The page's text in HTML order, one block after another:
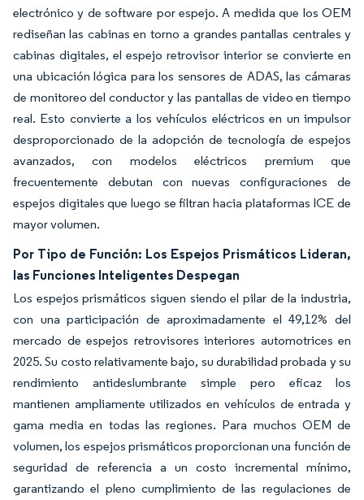
electrónico y de software por espejo. A medida que los OEM
rediseñan las cabinas en torno a grandes pantallas centrales y
cabinas digitales, el espejo retrovisor interior se convierte en
una ubicación lógica para los sensores de ADAS, las cámaras
de monitoreo del conductor y las pantallas de video en tiempo
real. Esto convierte a los vehículos eléctricos en un impulsor
desproporcionado de la adopción de tecnología de espejos
avanzados, con modelos eléctricos premium que
frecuentemente debutan con nuevas configuraciones de
espejos digitales que luego se filtran hacia plataformas ICE de
mayor volumen.
Por Tipo de Función: Los Espejos Prismáticos Lideran,
las Funciones Inteligentes Despegan
Los espejos prismáticos siguen siendo el pilar de la industria,
con una participación de aproximadamente el 49,12% del
mercado de espejos retrovisores interiores automotrices en
2025. Su costo relativamente bajo, su durabilidad probada y su
rendimiento antideslumbrante simple pero eficaz los
mantienen ampliamente utilizados en vehículos de entrada y
gama media en todas las regiones. Para muchos OEM de
volumen, los espejos prismáticos proporcionan una función de
seguridad de referencia a un costo incremental mínimo,
garantizando el pleno cumplimiento de las regulaciones de